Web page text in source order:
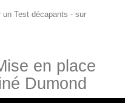
Test décapants - sur
en place
Dumond